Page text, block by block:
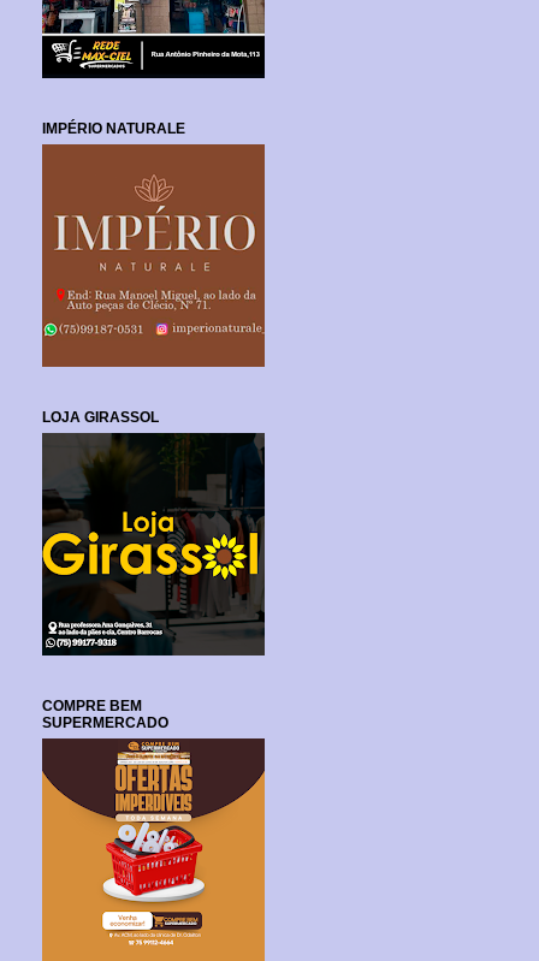
IMPÉRIO NATURALE
LOJA GIRASSOL
COMPRE BEM
SUPERMERCADO